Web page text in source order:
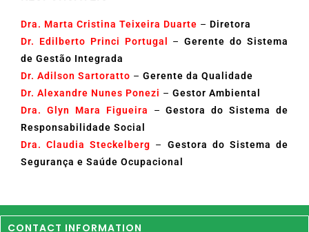
Dra. Marta Cristina Teixeira Duarte – Diretora
Dr. Edilberto Princi Portugal –Gerente do Sistema
de Gestão Integrada
Dr. Adilson Sartoratto – Gerente da Qualidade
Dr. Alexandre Nunes Ponezi – Gestor Ambiental
Dra. Glyn Mara Figueira –Gestora do Sistema de
Responsabilidade Social
Dra. Claudia Steckelberg – Gestora do Sistema de
Segurança e Saúde Ocupacional
CONTACT INFORMATION